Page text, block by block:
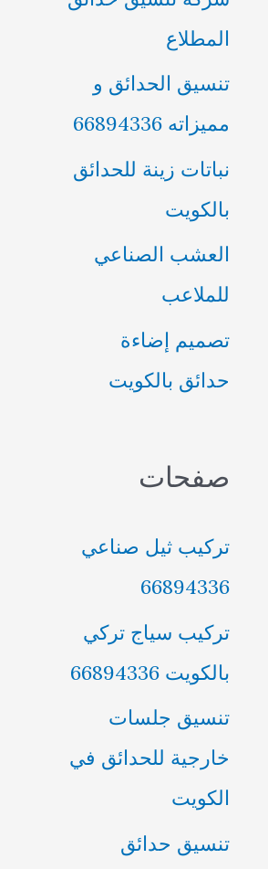
ن
:
المطلاع
تنسيق الحدائق و
مميزاته 66894336
نباتات زينة للحدائق
بالكويت
العشب الصناعي
للملاعب
تصميم إضاءة
حدائق بالكويت
صفحات
تركيب ثيل صناعي
66894336
تركيب سياج تركي
بالكويت 66894336
تنسيق جلسات
خارجية للحدائق في
الكويت
تنسيق حدائق